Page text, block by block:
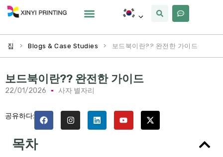
집 > Blogs & Case Studies > 보드북이란?? 완전한 가이드
보드북이란?? 완전한 가이드
22/01/2026 사자 별자리
공유하다:
목차